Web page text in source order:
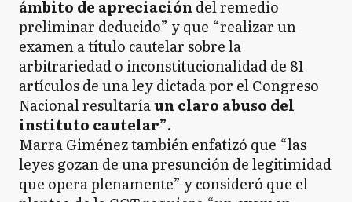
ámbito de apreciación del remedio
preliminar deducido” y que “realizar un
examen a título cautelar sobre la
arbitrariedad o inconstitucionalidad de 81
artículos de una ley dictada por el Congreso
Nacional resultaríaun claro abuso del
instituto cautelar”.
Marra Giménez también enfatizó que “las
leyes gozan de una presunción de legitimidad
que opera plenamente” y consideró que el